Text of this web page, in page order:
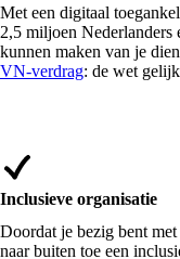
Met een digitaal
2,5 miljoen Nederlanders
kunnen maken van je
VN-verdrag: de wet
Inclusieve organisatie
Doordat je bezig bent
naar buiten toe een